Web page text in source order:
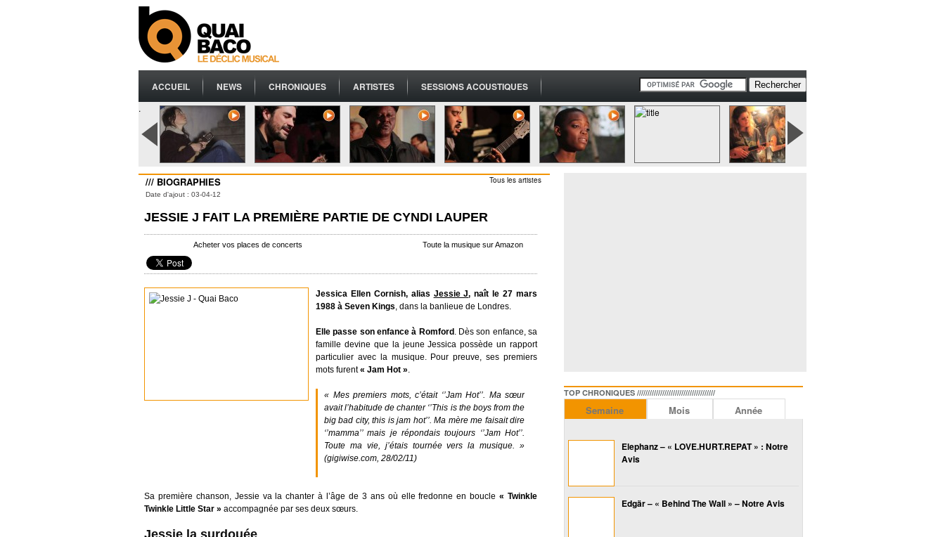
ACCUEIL NEWS CHRONIQUES ARTISTES SESSIONS ACOUSTIQUES
.
/// BIOGRAPHIES Tous les artistes
Date d'ajout : 03-04-12
JESSIE J FAIT LA PREMIÈRE PARTIE DE CYNDI LAUPER
Acheter vos places de concerts Toute la musique sur Amazon
Jessica Ellen Cornish, alias Jessie J, naît le 27 mars
1988 à Seven Kings, dans la banlieue de Londres.
Elle passe son enfance à Romford . Dès son enfance, sa
famille devine que la jeune Jessica possède un rapport
particulier avec la musique. Pour preuve, ses premiers
mots furent« Jam Hot ».
« Mes premiers mots, c’était ‘’Jam Hot’’. Ma sœur
avait l’habitude de chanter ‘’This is the boys from the
big bad city, this is jam hot’’. Ma mère me faisait dire
‘’mamma’’ mais je répondais toujours ‘’Jam Hot’’.
Toute ma vie, j’étais tournée vers la musique. »
(gigiwise.com, 28/02/11)
Sa première chanson, Jessie va la chanter à l’âge de 3 ans où elle fredonne en boucle« Twinkle
Twinkle Little Star » accompagnée par ses deux sœurs.
Jessie la surdouée
TOP CHRONIQUES /////////////////////////////////////
Semaine Mois Année
Elephanz – « LOVE.HURT.REPAT » : Notre
Avis
Edgär – « Behind The Wall » – Notre Avis